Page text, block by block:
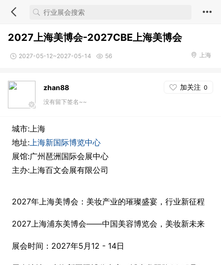
2027上海美博会-2027CBE上海美博会
2027-05-12~2027-05-14 56 上海
zhan88 加关注 0
没有留下签名~~
城市:上海
地址:上海新国际博览中心
展馆:广州琶洲国际会展中心
主办:上海百文会展有限公司
2027年上海美博会：美妆产业的璀璨盛宴，行业新征程
2027上海浦东美博会——中国美容博览会，美妆新未来
展会时间：2027年5月12 - 14日